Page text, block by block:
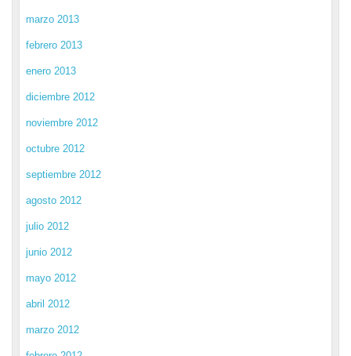
marzo 2013
febrero 2013
enero 2013
diciembre 2012
noviembre 2012
octubre 2012
septiembre 2012
agosto 2012
julio 2012
junio 2012
mayo 2012
abril 2012
marzo 2012